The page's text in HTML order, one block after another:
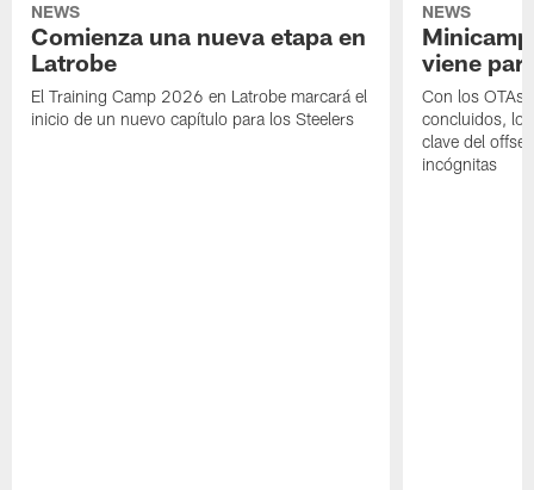
NEWS
Comienza una nueva etapa en
Latrobe
El Training Camp 2026 en Latrobe marcará el
inicio de un nuevo capítulo para los Steelers
NEWS
viene
Con los OTAs
concluidos,
clave del
incógnitas